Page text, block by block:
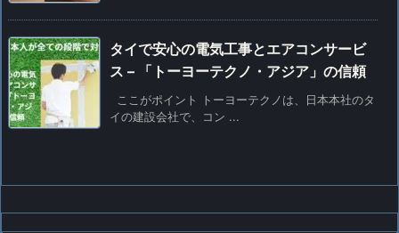
タイで安心の電気工事とエアコンサービ
ス – 「トーヨーテクノ・アジア」の信頼
ここがポイント トーヨーテクノは、日本本社のタ
イの建設会社で、コン ...